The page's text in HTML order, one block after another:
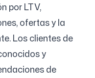
por LTV,
ofertas y la
Los clientes de
y
de